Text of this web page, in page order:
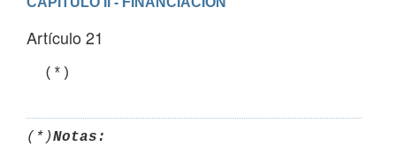
Artículo 21
(*)Notas: